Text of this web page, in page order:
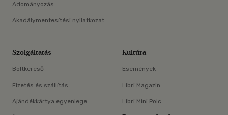
Adományozás
Akadálymentesítési nyilatkozat
Szolgáltatás
Boltkereső
Fizetés és szállítás
Ajándékkártya egyenlege
Kultúra
Események
Libri Magazin
Libri Mini Polc